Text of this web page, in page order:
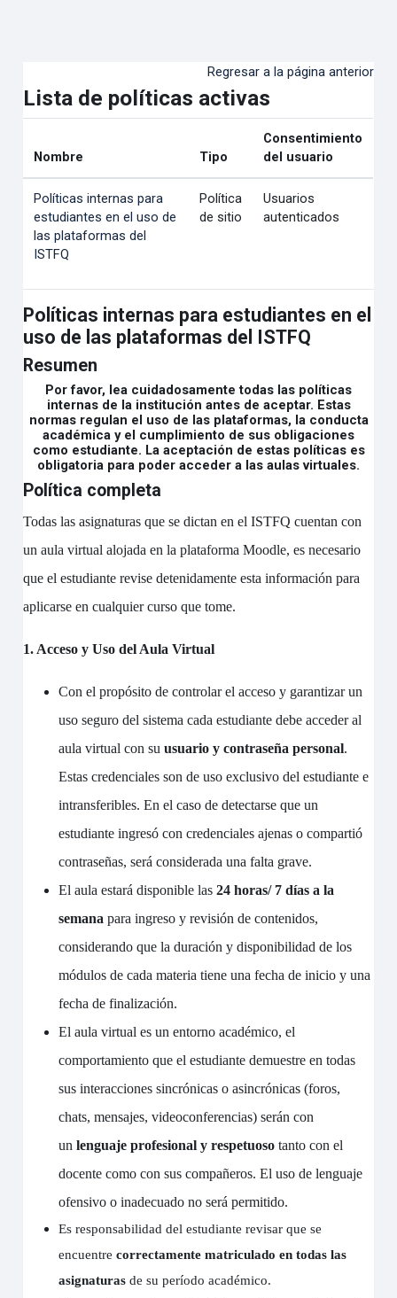
Regresar a la página anterior
Lista de políticas activas
Nombre Tipo
Consentimiento
del usuario
Políticas internas para
estudiantes en el uso de
las plataformas del
ISTFQ
Política
de sitio
Usuarios
autenticados
Políticas internas para estudiantes en el
uso de las plataformas del ISTFQ
Resumen
Por favor, lea cuidadosamente todas las políticas
internas de la institución antes de aceptar. Estas
normas regulan el uso de las plataformas, la conducta
académica y el cumplimiento de sus obligaciones
como estudiante. La aceptación de estas políticas es
obligatoria para poder acceder a las aulas virtuales.
Política completa
Todas las asignaturas que se dictan en el ISTFQ cuentan con
un aula virtual alojada en la plataforma Moodle, es necesario
que el estudiante revise detenidamente esta información para
aplicarse en cualquier curso que tome.
1. Acceso y Uso del Aula Virtual
Con el propósito de controlar el acceso y garantizar un
uso seguro del sistema cada estudiante debe acceder al
aula virtual con suusuario y contraseña personal.
Estas credenciales son de uso exclusivo del estudiante e
intransferibles. En el caso de detectarse que un
estudiante ingresó con credenciales ajenas o compartió
contraseñas, será considerada una falta grave.
El aula estará disponible las24 horas/ 7 días a la
semana para ingreso y revisión de contenidos,
considerando que la duración y disponibilidad de los
módulos de cada materia tiene una fecha de inicio y una
fecha de finalización.
El aula virtual es un entorno académico, el
comportamiento que el estudiante demuestre en todas
sus interacciones sincrónicas o asincrónicas (foros,
chats, mensajes, videoconferencias) serán con
unlenguaje profesional y respetuosotanto con el
docente como con sus compañeros. El uso de lenguaje
ofensivo o inadecuado no será permitido.
Es responsabilidad del estudiante revisar que se
encuentrecorrectamente matriculado en todas las
asignaturas de su período académico.